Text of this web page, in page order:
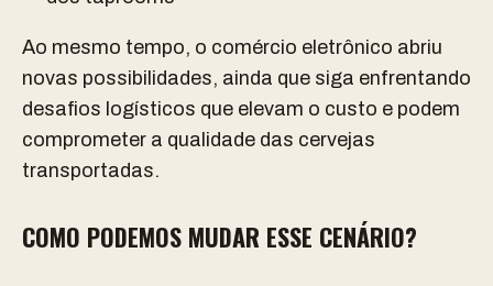
Ao mesmo tempo, o comércio eletrônico abriu
novas possibilidades, ainda que siga enfrentando
desafios logísticos que elevam o custo e podem
comprometer a qualidade das cervejas
transportadas.
COMO PODEMOS MUDAR ESSE CENÁRIO?